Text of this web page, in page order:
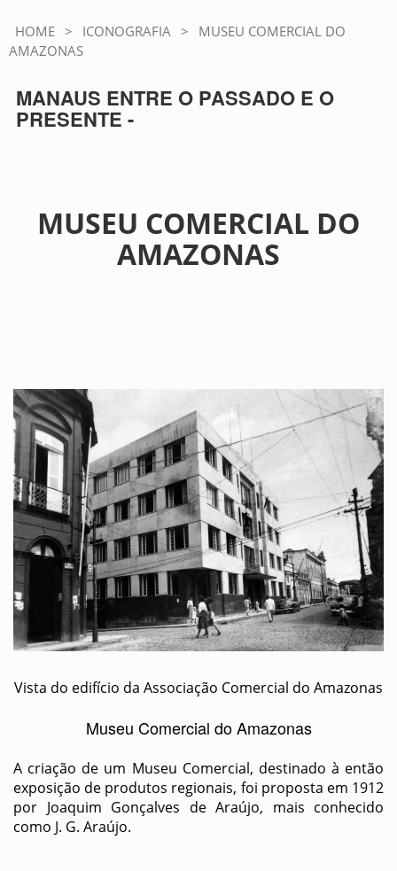
HOME > ICONOGRAFIA >
MUSEU COMERCIAL DO
AMAZONAS
MANAUS ENTRE O PASSADO E O
PRESENTE -
MUSEU COMERCIAL DO
AMAZONAS
Vista do edifício da Associação Comercial do Amazonas
Museu Comercial do Amazonas
A criação de um Museu Comercial, destinado à então
exposição de produtos regionais, foi proposta em 1912
por Joaquim Gonçalves de Araújo, mais conhecido
como J. G. Araújo.